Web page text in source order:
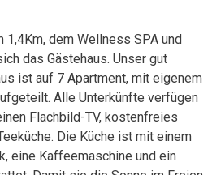
1,4Km, dem Wellness SPA und
das Gästehaus. Unser gut
ist auf 7 Apartment, mit eigenem
Alle Unterkünfte verfügen
Flachbild-TV, kostenfreies
Die Küche ist mit einem
eine Kaffeemaschine und ein